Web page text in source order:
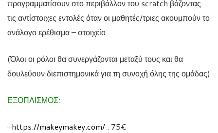
προγραμματίσουν στο περιβάλλον του scratch βάζοντας
τις αντίστοιχες εντολές όταν οι μαθητές/τριες ακουμπούν το
ανάλογο ερέθισμα – στοιχείο.
(Όλοι οι ρόλοι θα συνεργάζονται μεταξύ τους και θα
δουλεύουν διεπιστημονικά για τη συνοχή όλης της ομάδας)
ΕΞΟΠΛΙΣΜΟΣ:
–https://makeymakey.com/ : 75€